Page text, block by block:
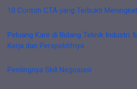
10 Contoh CTA yang Terbukti
Peluang Karir di Bidang Teknik Industri:
Kerja dan Perspektifnya
Pentingnya Skill Negosiasi